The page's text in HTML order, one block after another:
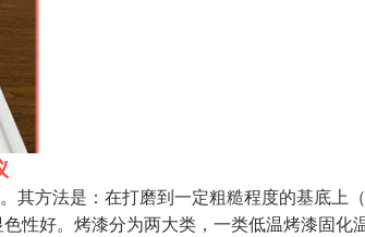
其方法是：在打磨到一定粗糙程度的基底上
性好。烤漆分为两大类，一类低温烤漆固化